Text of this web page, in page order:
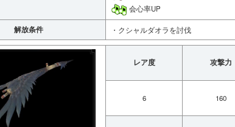
会心率UP
解放条件 ・クシャルダオラを討伐
レア度 攻撃力
6 160